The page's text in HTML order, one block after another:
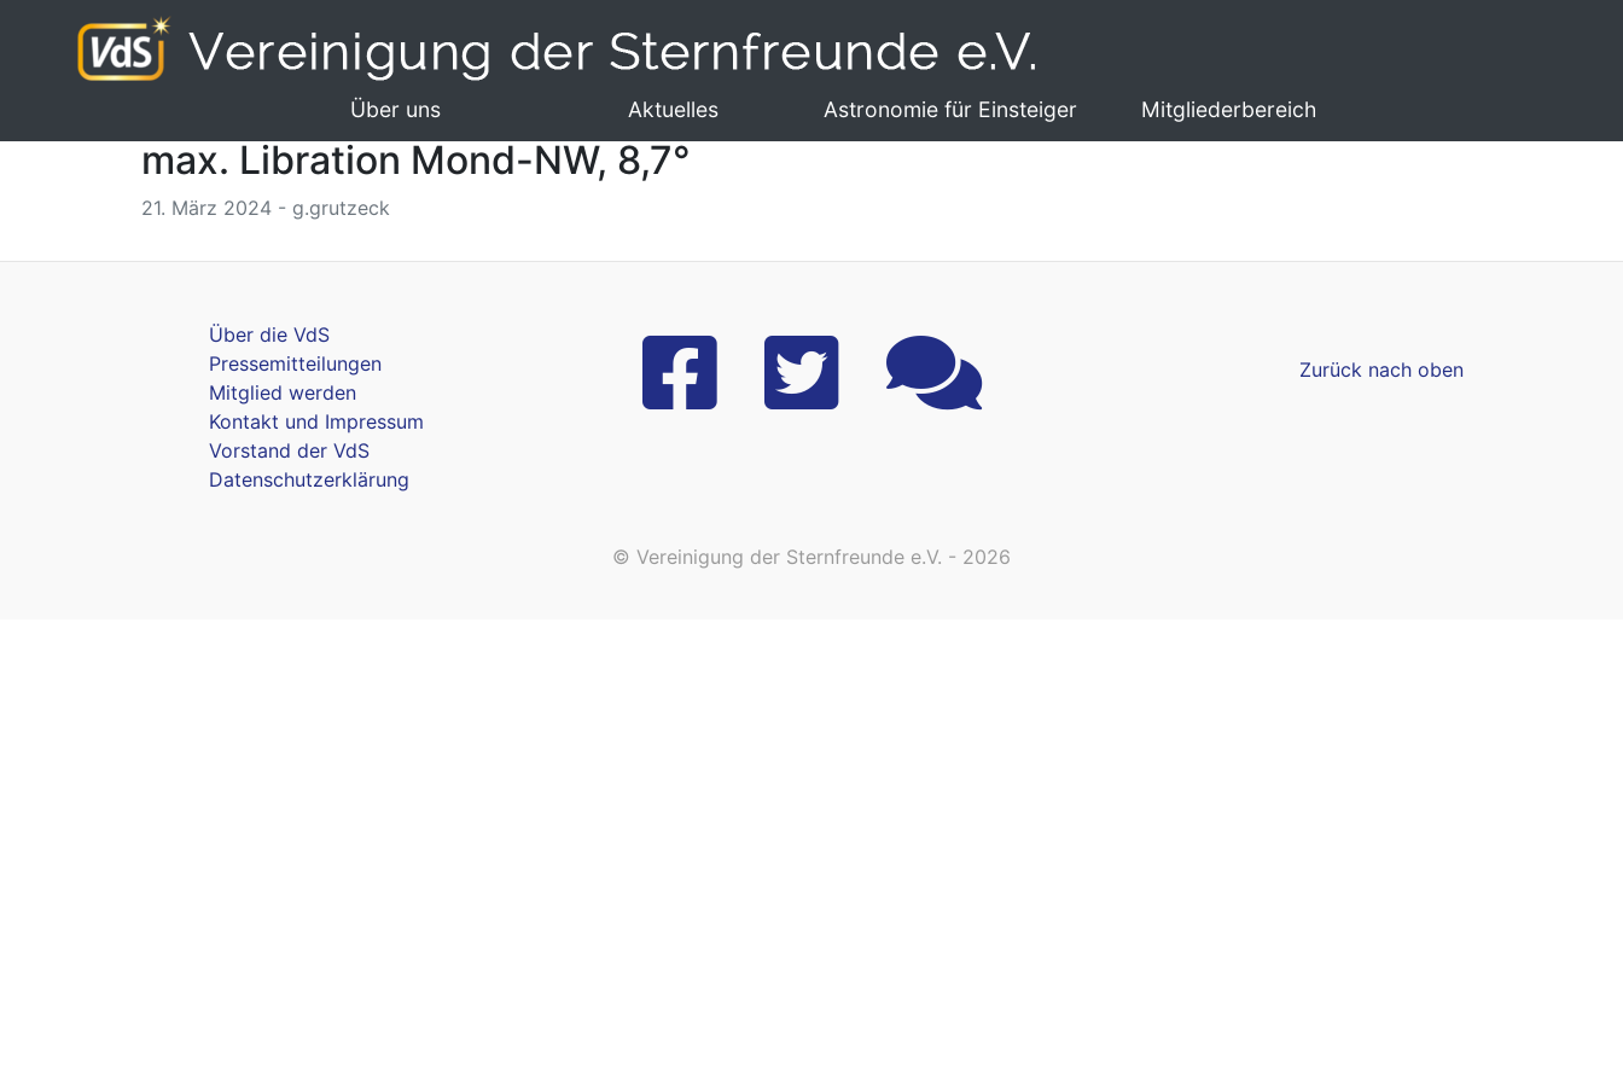
Über uns Aktuelles Astronomie für Einsteiger Mitgliederbereich
max. Libration Mond-NW, 8,7°
21. März 2024 - g.grutzeck
Über die VdS
Pressemitteilungen
Mitglied werden
Kontakt und Impressum
Vorstand der VdS
Datenschutzerklärung
Zurück nach oben
© Vereinigung der Sternfreunde e.V. - 2026